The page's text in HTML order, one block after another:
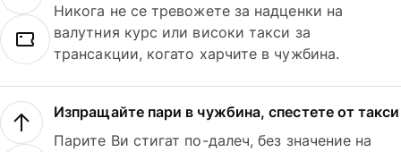
Никога не се тревожете за надценки на
валутния курс или високи такси за
трансакции, когато харчите в чужбина.
Изпращайте пари в чужбина, спестете от такси
Парите Ви стигат по-далеч, без значение на